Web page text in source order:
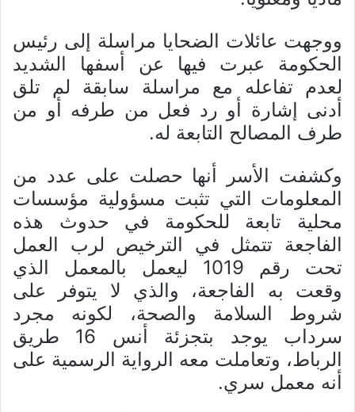
ووجهت عائلات الضحايا مراسلة إلى رئيس
الحكومة عبرت فيها عن أسفها الشديد
لعدم تفاعله مع مراسلة سابقة لم تلق
أدنى إشارة أو رد فعل من طرفه أو من
طرف المصالح التابعة له.
وكشفت الأسر أنها حصلت على عدد من
المعلومات التي تثبت مسؤولية مؤسسات
محلية تابعة للحكومة في حدوث هذه
الفاجعة تتمثل في الترخيص لرب العمل
تحت رقم 1019 ليعمل بالمعمل الذي
وقعت به الفاجعة، والذي لا يتوفر على
شروط السلامة والصحة، لكونه مجرد
سرداب يوجد بتجزئة أنس 16 طريق
الرباط، وتعاملت معه الرواية الرسمية على
أنه معمل سري.